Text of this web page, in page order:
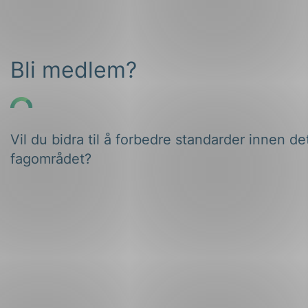
Bli medlem?
Vil du bidra til å forbedre standarder innen
fagområdet?